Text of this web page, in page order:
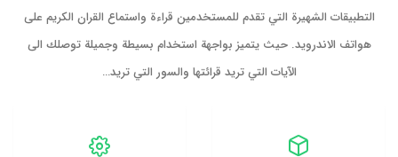
التطبيقات الشهيرة التي تقدم للمستخدمين قراءة واستماع القران الكريم على
هواتف الاندرويد. حيث يتميز بواجهة استخدام بسيطة وجميلة توصلك الى
الآيات التي تريد قرائتها والسور التي تريد…